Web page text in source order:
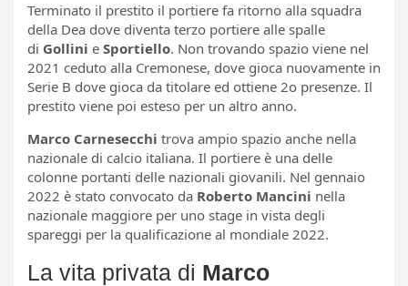
Terminato il prestito il portiere fa ritorno alla squadra
della Dea dove diventa terzo portiere alle spalle
di Gollini e Sportiello. Non trovando spazio viene nel
2021 ceduto alla Cremonese, dove gioca nuovamente in
Serie B dove gioca da titolare ed ottiene 2o presenze. Il
prestito viene poi esteso per un altro anno.
Marco Carnesecchi trova ampio spazio anche nella
nazionale di calcio italiana. Il portiere è una delle
colonne portanti delle nazionali giovanili. Nel gennaio
2022 è stato convocato da Roberto Mancini nella
nazionale maggiore per uno stage in vista degli
spareggi per la qualificazione al mondiale 2022.
La vita privata di Marco